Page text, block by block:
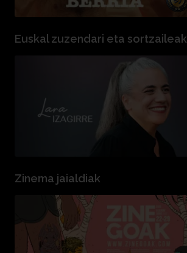
Euskal zuzendari eta sortzaileak
Zinema jaialdiak